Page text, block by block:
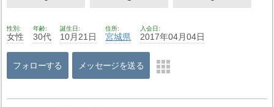
性別
女性
年齢
30代
誕生日
10月21日
住所
宮城県
入会日
2017年04月04日
フォローする メッセージを送る